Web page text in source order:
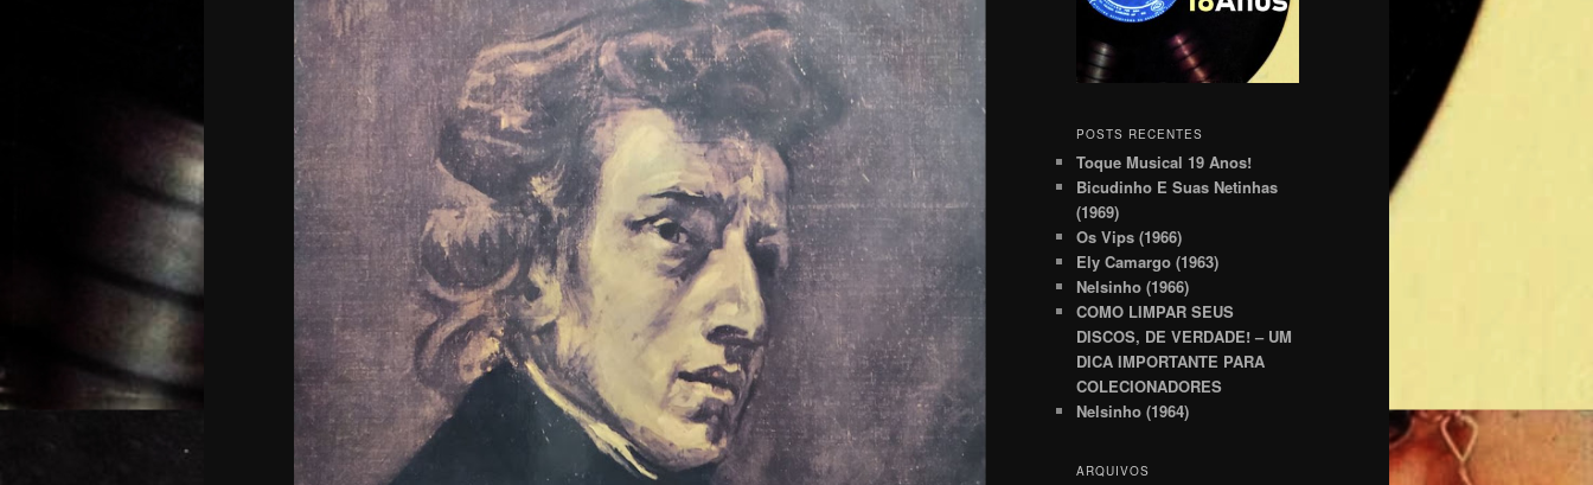
POSTS RECENTES
Toque Musical 19 Anos!
Bicudinho E Suas Netinhas
(1969)
Os Vips (1966)
Ely Camargo (1963)
Nelsinho (1966)
COMO LIMPAR SEUS
DISCOS, DE VERDADE! – UM
DICA IMPORTANTE PARA
COLECIONADORES
Nelsinho (1964)
ARQUIVOS